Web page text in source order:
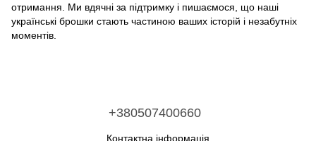
отримання. Ми вдячні за підтримку і пишаємося, що наші
українські брошки стають частиною ваших історій і незабутніх
моментів.
+380507400660
Контактна інформація